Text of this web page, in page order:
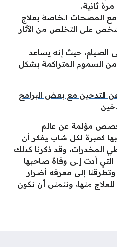
ثانية.
المصحات الخاصة بعلاج
على التخلص من الآثار
الصيام، حيث إنه يساعد
السموم المتراكمة بشكل
عن التدخين مع بعض البرامج
قصص مؤلمة عن عالم
كعبرة لكل شاب يفكر أن
المخدرات، وقد ذكرنا كذلك
أدت إلى وفاة صاحبها
إلى معرفة أضرار
منها، ونتمنى أن نكون